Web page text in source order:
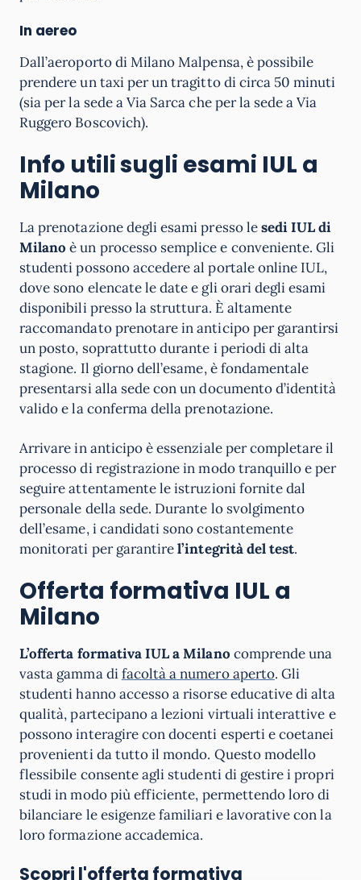
In aereo
Dall’aeroporto di Milano Malpensa, è possibile
prendere un taxi per un tragitto di circa 50 minuti
(sia per la sede a Via Sarca che per la sede a Via
Ruggero Boscovich).
Info utili sugli esami IUL a
Milano
La prenotazione degli esami presso lesedi IUL di
Milano è un processo semplice e conveniente. Gli
studenti possono accedere al portale online IUL,
dove sono elencate le date e gli orari degli esami
disponibili presso la struttura. È altamente
raccomandato prenotare in anticipo per garantirsi
un posto, soprattutto durante i periodi di alta
stagione. Il giorno dell’esame, è fondamentale
presentarsi alla sede con un documento d’identità
valido e la conferma della prenotazione.
Arrivare in anticipo è essenziale per completare il
processo di registrazione in modo tranquillo e per
seguire attentamente le istruzioni fornite dal
personale della sede. Durante lo svolgimento
dell’esame, i candidati sono costantemente
monitorati per garantirel’integrità del test.
Offerta formativa IUL a
Milano
L’offerta formativa IUL a Milano comprende una
vasta gamma difacoltà a numero aperto. Gli
studenti hanno accesso a risorse educative di alta
qualità, partecipano a lezioni virtuali interattive e
possono interagire con docenti esperti e coetanei
provenienti da tutto il mondo. Questo modello
flessibile consente agli studenti di gestire i propri
studi in modo più efficiente, permettendo loro di
bilanciare le esigenze familiari e lavorative con la
loro formazione accademica.
Scopri l'offerta formativa